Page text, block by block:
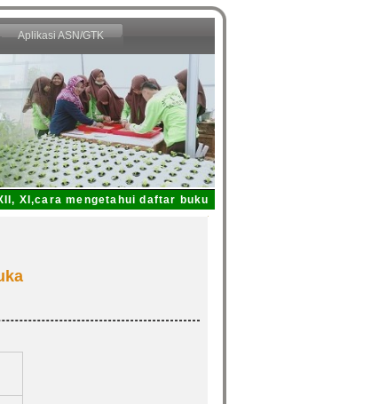
Aplikasi ASN/GTK
mengetahui daftar buku yang dipinjam dari